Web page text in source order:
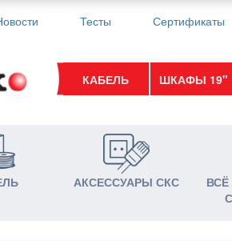
Тесты Сертификаты
КАБЕЛЬ ШКАФЫ 19"
АКСЕССУАРЫ СКС